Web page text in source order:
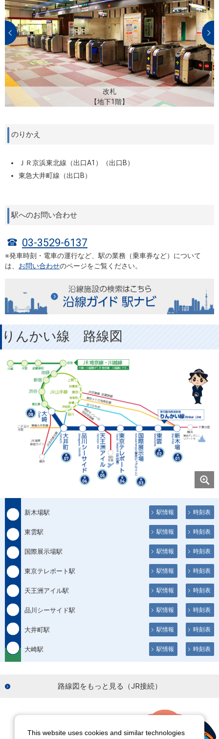
改札
【地下1階】
Prev
のりかえ
ＪＲ京浜東北線（出口A1）（出口B）
東急大井町線（出口B）
駅へのお問い合わせ
03-3529-6137
※発車時刻・電車の運行など、駅の業務（乗車券など）について
は、 お問い合わせのページをご覧ください。
りんかい線 路線図
新木場駅 駅情報 時刻表
東雲駅 駅情報 時刻表
国際展示場駅 駅情報 時刻表
東京テレポート駅 駅情報 時刻表
天王洲アイル駅 駅情報 時刻表
品川シーサイド駅 駅情報 時刻表
大井町駅 駅情報 時刻表
大崎駅 駅情報 時刻表
路線図をもっと見る（JR接続）
This website uses cookies and similar technologies